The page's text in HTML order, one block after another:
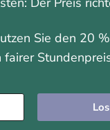
Sie den 20
fairer